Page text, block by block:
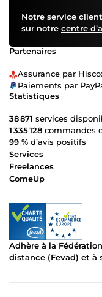
Notre service
sur notre centre
Partenaires
Assurance par
Paiements par
Statistiques
38 871 services
1 335 128 commandes
99 % d’avis positifs
Services
Freelances
ComeUp
Adhère à la
distance (Fevad) et à